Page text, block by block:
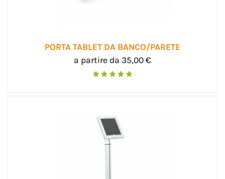
PORTA TABLET DA BANCO/PARETE
a partire da 35,00 €